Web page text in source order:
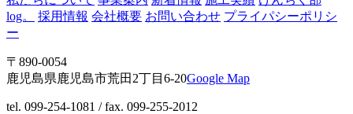
log。
採用情報 会社概要 お問い合わせ プライパシーポリシ
ー
〒890-0054
鹿児島県鹿児島市荒田2丁目6-20Google Map
tel. 099-254-1081 / fax. 099-255-2012